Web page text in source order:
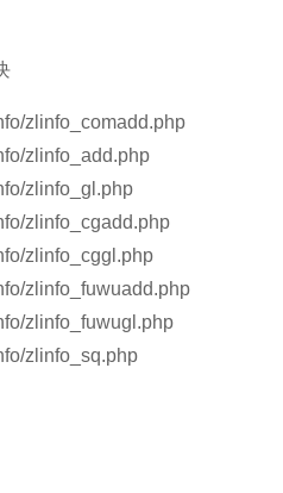
zlinfo_comadd.php
zlinfo_add.php
zlinfo_gl.php
zlinfo_cgadd.php
zlinfo_cggl.php
zlinfo_fuwuadd.php
zlinfo_fuwugl.php
zlinfo_sq.php